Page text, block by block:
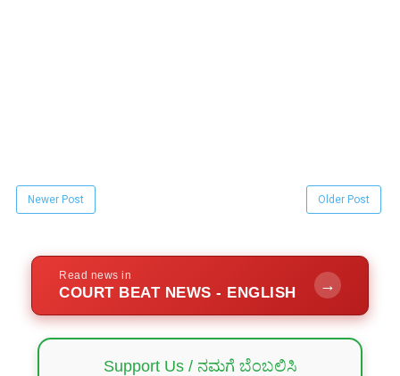
Newer Post Older Post
Read news in
COURT BEAT NEWS - ENGLISH →
Support Us / ನಮಗೆ ಬೆಂಬಲಿಸಿ